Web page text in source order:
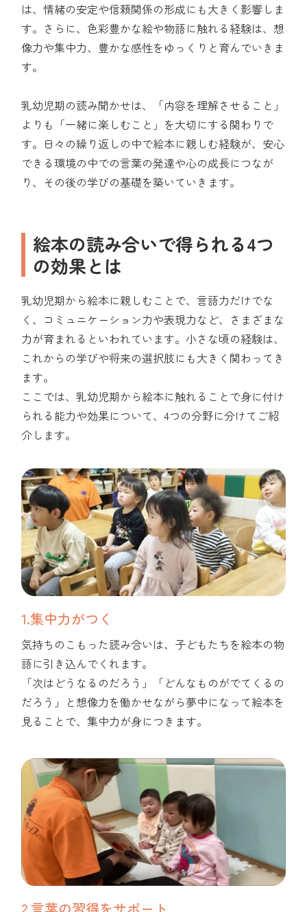
は、情緒の安定や信頼関係の形成にも大きく影響しま
す。さらに、色彩豊かな絵や物語に触れる経験は、想
像力や集中力、豊かな感性をゆっくりと育んでいきま
す。
乳幼児期の読み聞かせは、「内容を理解させること」
よりも「一緒に楽しむこと」を大切にする関わりで
す。日々の繰り返しの中で絵本に親しむ経験が、安心
できる環境の中での言葉の発達や心の成長につなが
り、その後の学びの基礎を築いていきます。
絵本の読み合いで得られる4つ
の効果とは
乳幼児期から絵本に親しむことで、言語力だけでな
く、コミュニケーション力や表現力など、さまざまな
力が育まれるといわれています。小さな頃の経験は、
これからの学びや将来の選択肢にも大きく関わってき
ます。
ここでは、乳幼児期から絵本に触れることで身に付け
られる能力や効果について、4つの分野に分けてご紹
介します。
1.集中力がつく
気持ちのこもった読み合いは、子どもたちを絵本の物
語に引き込んでくれます。
「次はどうなるのだろう」「どんなものがでてくるの
だろう」と想像力を働かせながら夢中になって絵本を
見ることで、集中力が身につきます。